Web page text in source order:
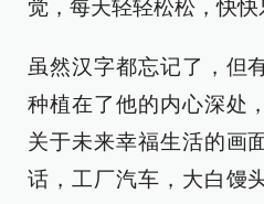
觉，每天轻轻松松，快快
虽然汉字都忘记了，但
种植在了他的内心深处
关于未来幸福生活的画
话，工厂汽车，大白馒